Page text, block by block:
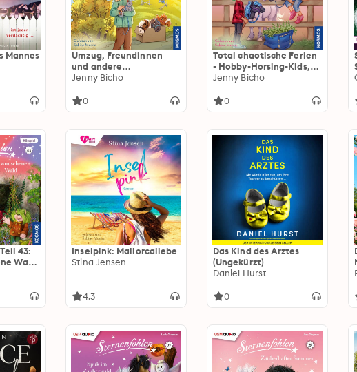
Mannes
Umzug, Freundinnen
und andere
Überrachungen - Hobby-
(ungekürzt)
Jenny Bicho
0
Total chaotische Ferien
- Hobby-Horsing-Kids,
Teil 4 (ungekürzt)
Jenny Bicho
0
43:
Wald
Inselpink: Mallorcaliebe
Stina Jensen
4.3
Das Kind des Arztes
(Ungekürzt)
Daniel Hurst
0